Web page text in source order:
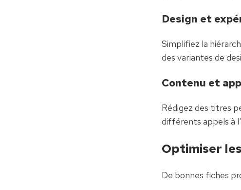
Design et
Simplifiez la
des variantes de
Contenu et
Rédigez des titres
différents appels à
Optimiser
De bonnes fiches